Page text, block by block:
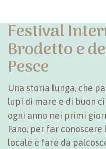
Festival
Brodetto e
Pesce
Una storia lunga, che
lupi di mare e di buon
ogni anno nei primi
Fano, per far
locale e fare da